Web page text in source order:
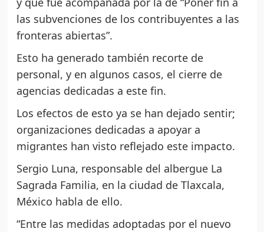
las subvenciones de los contribuyentes a las
fronteras abiertas”.
Esto ha generado también recorte de
personal, y en algunos casos, el cierre de
agencias dedicadas a este fin.
Los efectos de esto ya se han dejado sentir;
organizaciones dedicadas a apoyar a
migrantes han visto reflejado este impacto.
Sergio Luna, responsable del albergue La
Sagrada Familia, en la ciudad de Tlaxcala,
México habla de ello.
“Entre las medidas adoptadas por el nuevo